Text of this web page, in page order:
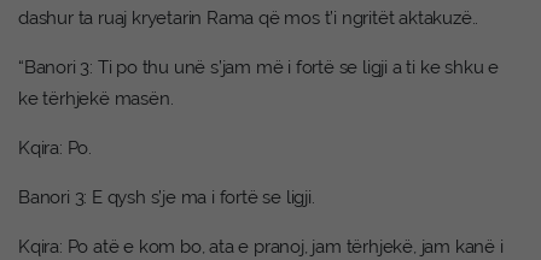
dashur ta ruaj kryetarin Rama që mos t’i ngritët aktakuzë..
“Banori 3: Ti po thu unë s’jam më i fortë se ligji a ti ke shku e
ke tërhjekë masën.
Kqira: Po.
Banori 3: E qysh s’je ma i fortë se ligji.
Kqira: Po atë e kom bo, ata e pranoj, jam tërhjekë, jam kanë i